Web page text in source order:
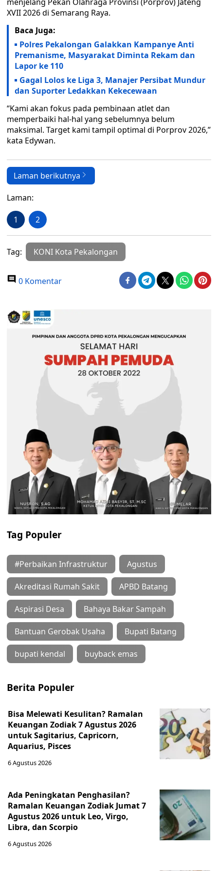
XVII 2026 di Semarang Raya.
Baca Juga:
Polres Pekalongan Galakkan Kampanye Anti
Premanisme, Masyarakat Diminta Rekam dan
Lapor ke 110
Gagal Lolos ke Liga 3, Manajer Persibat Mundur
dan Suporter Ledakkan Kekecewaan
“Kami akan fokus pada pembinaan atlet dan
memperbaiki hal-hal yang sebelumnya belum
maksimal. Target kami tampil optimal di Porprov 2026,”
kata Edywan.
Laman berikutnya
Laman:
1 2
Tag: KONI Kota Pekalongan
0 Komentar
Tag Populer
#Perbaikan Infrastruktur Agustus
Akreditasi Rumah Sakit APBD Batang
Aspirasi Desa Bahaya Bakar Sampah
Bantuan Gerobak Usaha Bupati Batang
bupati kendal buyback emas
Berita Populer
Bisa Melewati Kesulitan? Ramalan
Keuangan Zodiak 7 Agustus 2026
untuk Sagitarius, Capricorn,
Aquarius, Pisces
6 Agustus 2026
Ada Peningkatan Penghasilan?
Ramalan Keuangan Zodiak Jumat 7
Agustus 2026 untuk Leo, Virgo,
Libra, dan Scorpio
6 Agustus 2026